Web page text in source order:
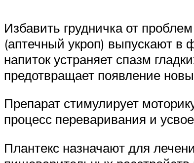
Избавить грудничка от
(аптечный укроп) выпускают в
напиток устраняет спазм
предотвращает появление
Препарат стимулирует
процесс переваривания и
Плантекс назначают для